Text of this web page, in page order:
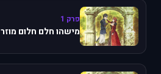
פרק 1
מישהו חלם חלום מוזר